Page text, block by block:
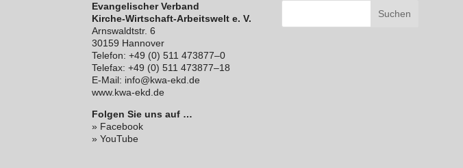
Evan­ge­li­scher Verband
Kirche-Wirt­schaft-Arbeits­welt e. V.
Arns­waldt­str. 6
30159 Hannover
Telefon: +49 (0) 511 473877–0
Telefax: +49 (0) 511 473877–18
E‑Mail: info@kwa-ekd.de
www.kwa-ekd.de
Folgen Sie uns auf …
» Facebook
» YouTube